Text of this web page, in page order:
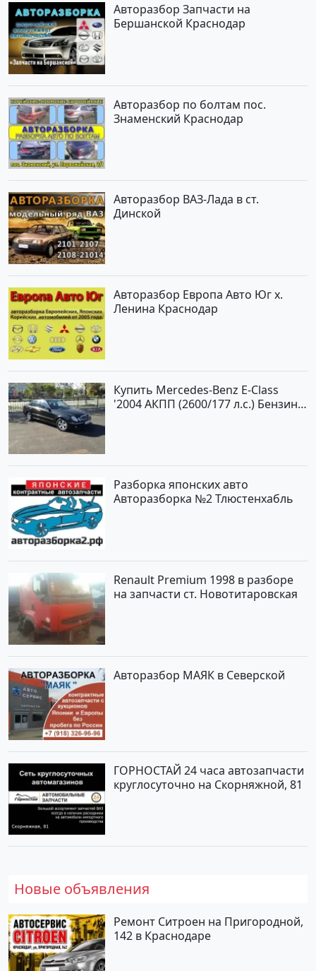
Авторазбор Запчасти на
Бершанской Краснодар
Авторазбор по болтам пос.
Знаменский Краснодар
Авторазбор ВАЗ-Лада в ст.
Динской
Авторазбор Европа Авто Юг х.
Ленина Краснодар
Купить Mercedes-Benz E-Class
'2004 АКПП (2600/177 л.с.) Бензин
Разборка японских авто
Авторазборка №2 Тлюстенхабль
Renault Premium 1998 в разборе
на запчасти ст. Новотитаровская
Авторазбор МАЯК в Северской
ГОРНОСТАЙ 24 часа автозапчасти
круглосуточно на Скорняжной, 81
Новые объявления
Ремонт Ситроен на Пригородной,
142 в Краснодаре